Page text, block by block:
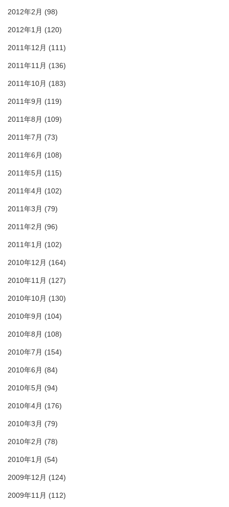
2012年2月 (98)
2012年1月 (120)
2011年12月 (111)
2011年11月 (136)
2011年10月 (183)
2011年9月 (119)
2011年8月 (109)
2011年7月 (73)
2011年6月 (108)
2011年5月 (115)
2011年4月 (102)
2011年3月 (79)
2011年2月 (96)
2011年1月 (102)
2010年12月 (164)
2010年11月 (127)
2010年10月 (130)
2010年9月 (104)
2010年8月 (108)
2010年7月 (154)
2010年6月 (84)
2010年5月 (94)
2010年4月 (176)
2010年3月 (79)
2010年2月 (78)
2010年1月 (54)
2009年12月 (124)
2009年11月 (112)